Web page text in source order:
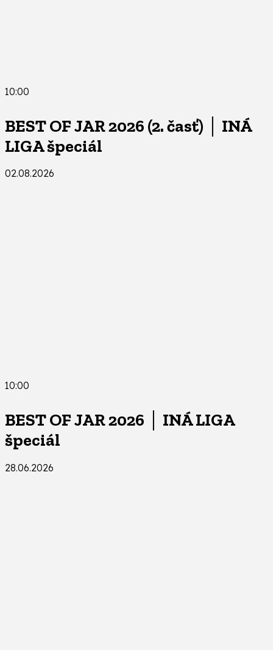
10:00
BEST OF JAR 2026 (2. časť) │ INÁ
LIGA špeciál
02.08.2026
10:00
BEST OF JAR 2026 │ INÁ LIGA
špeciál
28.06.2026